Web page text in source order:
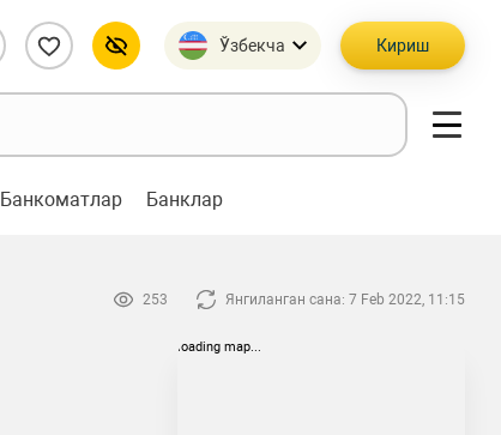
Ўзбекча Кириш
Банкоматлар Банклар
253 Янгиланган сана: 7 Feb 2022, 11:15
loading map...